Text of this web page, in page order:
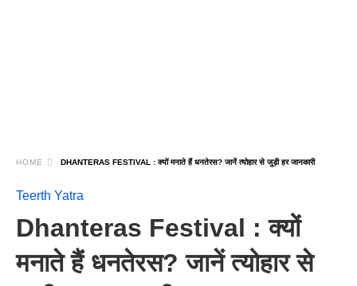
HOME DHANTERAS FESTIVAL : क्यों मनाते हैं धनतेरस? जानें त्योहार से जुड़ी हर जानकारी
Teerth Yatra
Dhanteras Festival : क्यों
मनाते हैं धनतेरस? जानें त्योहार से